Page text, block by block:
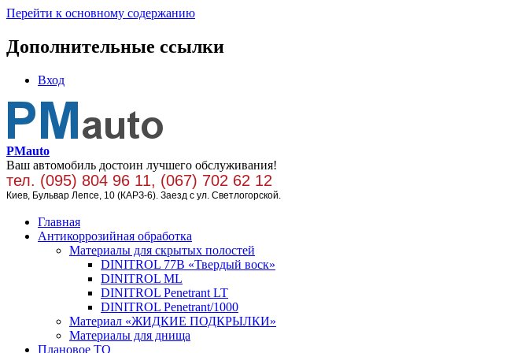
Перейти к основному содержанию
Дополнительные ссылки
Вход
PMauto
Ваш автомобиль достоин лучшего обслуживания!
тел. (095) 804 96 11, (067) 702 62 12
Киев, Бульвар Лепсе, 10 (КАРЗ-6). Заезд с ул. Светлогорской.
Главная
Антикоррозийная обработка
Материалы для скрытых полостей
DINITROL 77В «Твердый воск»
DINITROL ML
DINITROL Penetrant LT
DINITROL Penetrant/1000
Материал «ЖИДКИЕ ПОДКРЫЛКИ»
Материалы для днища
Плановое ТО